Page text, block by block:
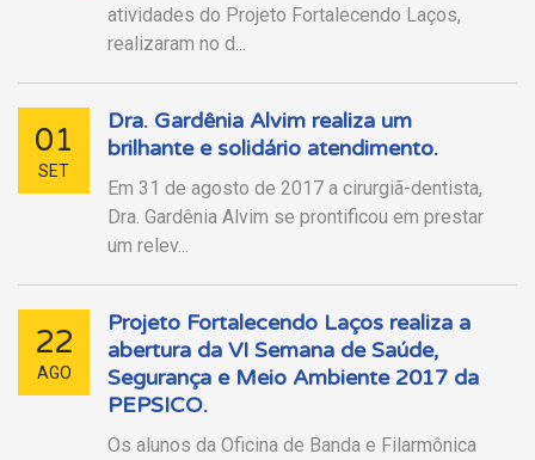
atividades do Projeto Fortalecendo Laços,
realizaram no d...
01
SET
Dra. Gardênia Alvim realiza um
brilhante e solidário atendimento.
Em 31 de agosto de 2017 a cirurgiã-dentista,
Dra. Gardênia Alvim se prontificou em prestar
um relev...
22
AGO
Projeto Fortalecendo Laços realiza a
abertura da VI Semana de Saúde,
Segurança e Meio Ambiente 2017 da
PEPSICO.
Os alunos da Oficina de Banda e Filarmônica